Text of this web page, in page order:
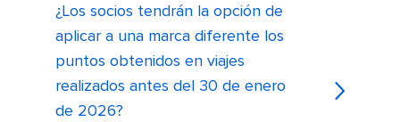
¿Los socios tendrán la opción de
aplicar a una marca diferente los
puntos obtenidos en viajes
realizados antes del 30 de enero
de 2026?